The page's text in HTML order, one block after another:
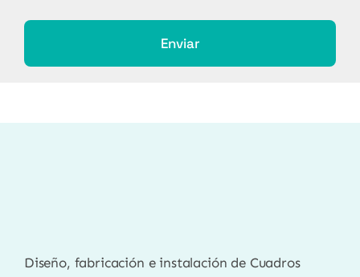
Enviar
Diseño, fabricación e instalación de Cuadros